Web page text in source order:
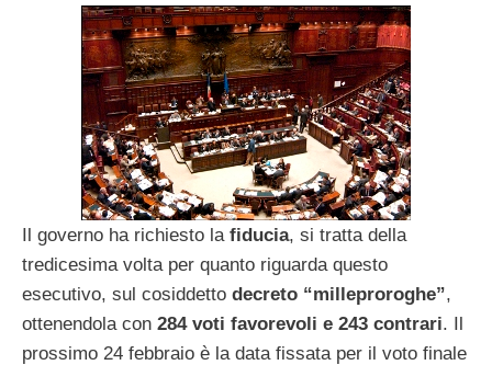
Il governo ha richiesto la fiducia, si tratta della
tredicesima volta per quanto riguarda questo
esecutivo, sul cosiddetto decreto “milleproroghe”,
ottenendola con 284 voti favorevoli e 243 contrari. Il
prossimo 24 febbraio è la data fissata per il voto finale